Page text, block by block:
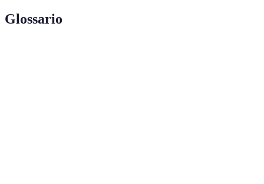
Glossario